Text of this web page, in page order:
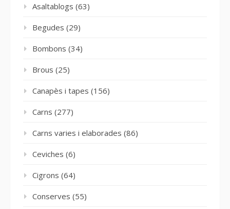
Asaltablogs (63)
Begudes (29)
Bombons (34)
Brous (25)
Canapès i tapes (156)
Carns (277)
Carns varies i elaborades (86)
Ceviches (6)
Cigrons (64)
Conserves (55)